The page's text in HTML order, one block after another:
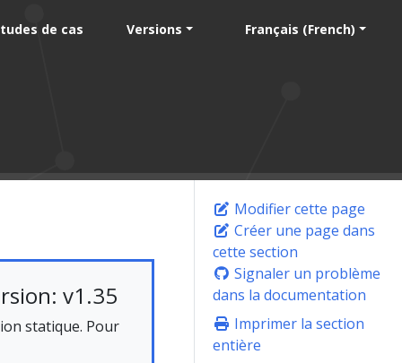
de cas Versions Français (French)
Modifier cette page
Créer une page dans
cette section
Signaler un problème
dans la documentation
Imprimer la section
entière
v1.35
statique. Pour